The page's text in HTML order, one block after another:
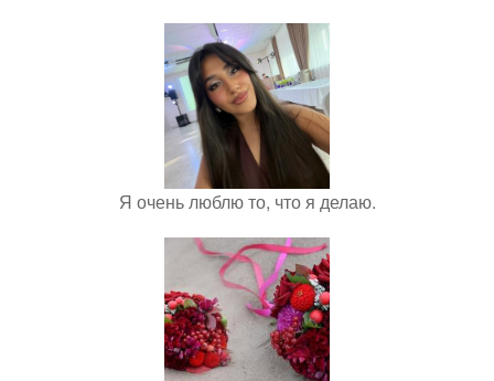
Я очень люблю то, что я делаю.